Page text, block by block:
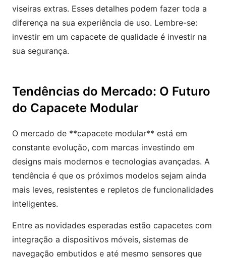
viseiras extras. Esses detalhes podem fazer toda a
diferença na sua experiência de uso. Lembre-se:
investir em um capacete de qualidade é investir na
sua segurança.
Tendências do Mercado: O Futuro
do Capacete Modular
O mercado de **capacete modular** está em
constante evolução, com marcas investindo em
designs mais modernos e tecnologias avançadas. A
tendência é que os próximos modelos sejam ainda
mais leves, resistentes e repletos de funcionalidades
inteligentes.
Entre as novidades esperadas estão capacetes com
integração a dispositivos móveis, sistemas de
navegação embutidos e até mesmo sensores que